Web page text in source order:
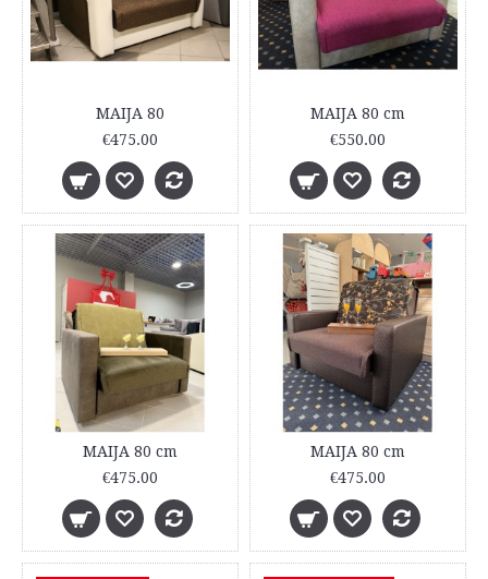
MAIJA 80
€475.00
MAIJA 80 cm
€550.00
MAIJA 80 cm
€475.00
MAIJA 80 cm
€475.00